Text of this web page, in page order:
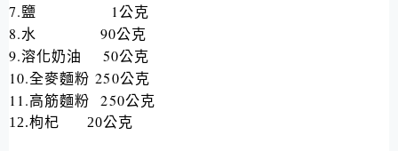
7.鹽 1公克
8.水 90公克
9.溶化奶油 50公克
10.全麥麵粉 250公克
11.高筋麵粉 250公克
12.枸杞 20公克